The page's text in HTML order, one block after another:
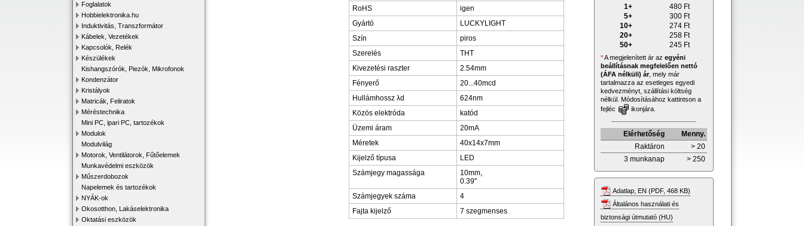
Foglalatok
Hobbielektronika.hu
Induktivitás, Transzformátor
Kábelek, Vezetékek
Kapcsolók, Relék
Készülékek
Kishangszórók, Piezók, Mikrofonok
Kondenzátor
Kristályok
Matricák, Feliratok
Méréstechnika
Mini PC, ipari PC, tartozékok
Modulok
Modulvilág
Motorok, Ventilátorok, Fűtőelemek
Munkavédelmi eszközök
Műszerdobozok
Napelemek és tartozékok
NYÁK-ok
Okosotthon, Lakáselektronika
Oktatási eszközök
RoHS
igen
Gyártó
LUCKYLIGHT
Szín
piros
Szerelés
THT
Kivezetési raszter
2.54mm
Fényerő
20...40mcd
Hullámhossz λd
624nm
Közös elektróda
katód
Üzemi áram
20mA
Méretek
40x14x7mm
Kijelző típusa
LED
Számjegy magassága
10mm,
0.39"
Számjegyek száma
4
Fajta kijelző
7 szegmenses
1+ 480 Ft
5+
300 Ft
10+
274 Ft
20+
258 Ft
50+
245 Ft
*A megjelenített ár az egyéni
beállításnak megfelelően nettó
(ÁFA nélküli) ár, mely már
tartalmazza az esetleges egyedi
kedvezményt, szállítási költség
nélkül. Módosításához kattintson a
fejléc
ikonjára.
Elérhetőség
Menny.
Raktáron
> 20
3 munkanap
> 250
Adatlap, EN (PDF, 468 KB)
Általános használati és
biztonsági útmutató (HU)